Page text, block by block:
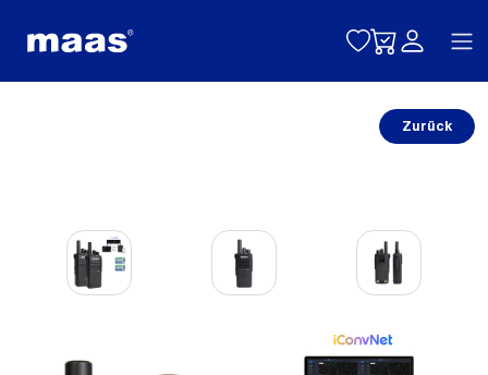
Toggle
Zurück